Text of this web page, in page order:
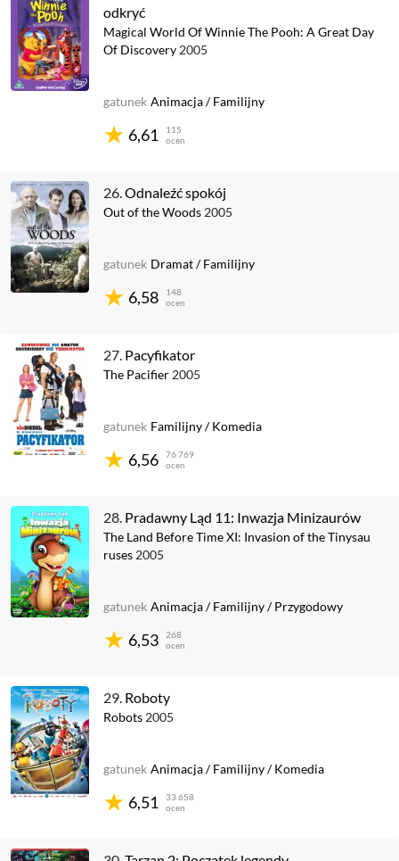
odkryć
Magical World Of Winnie The Pooh: A Great Day
Of Discovery 2005
6,61
115
ocen
gatunek Animacja/Familijny
26.Odnaleźć spokój
Out of the Woods 2005
6,58
148
ocen
gatunek Dramat/Familijny
27. Pacyfikator
The Pacifier 2005
6,56
76 769
ocen
gatunek Familijny/Komedia
28. Pradawny Ląd 11: Inwazja Minizaurów
The Land Before Time XI: Invasion of the Tinysau
ruses 2005
6,53
268
ocen
gatunek Animacja/Familijny/Przygodowy
29. Roboty
Robots 2005
6,51
33 658
ocen
gatunek Animacja/Familijny/Komedia